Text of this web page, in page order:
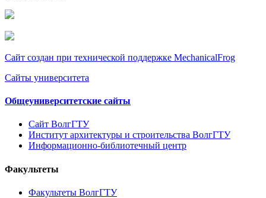
Сайт создан при технической поддержке MechanicalFrog
Сайты университета
Общеуниверситетские сайты
Сайт ВолгГТУ
Институт архитектуры и строительства ВолгГТУ
Информационно-библиотечный центр
Факультеты
Факультеты ВолгГТУ